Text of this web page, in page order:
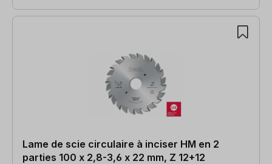
Lame de scie circulaire à inciser HM en 2
parties 100 x 2,8-3,6 x 22 mm, Z 12+12